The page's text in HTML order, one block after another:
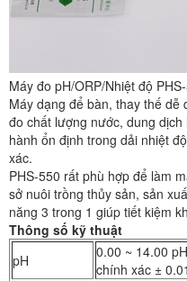
Máy đo pH/ORP/Nhiệt độ
Máy dạng để bàn, thay thế dễ
đo chất lượng nước, dung
hành ổn định trong dải nhiệt
xác.
PHS-550 rất phù hợp để làm
sở nuôi trồng thủy sản, sản
năng 3 trong 1 giúp tiết kiệm
Thông số kỹ thuật
pH
0.00 ~ 14.00
chính xác ±